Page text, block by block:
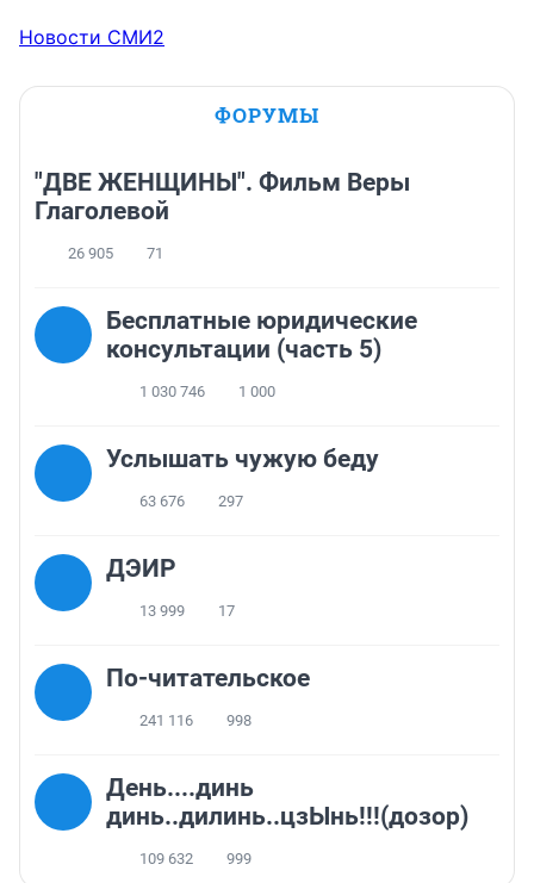
Новости СМИ2
ФОРУМЫ
"ДВЕ ЖЕНЩИНЫ". Фильм Веры
Глаголевой
26 905 71
Бесплатные юридические
консультации (часть 5)
1 030 746 1 000
Услышать чужую беду
63 676 297
ДЭИР
13 999 17
По-читательское
241 116 998
День....динь
динь..дилинь..цзЫнь!!!(дозор)
109 632 999